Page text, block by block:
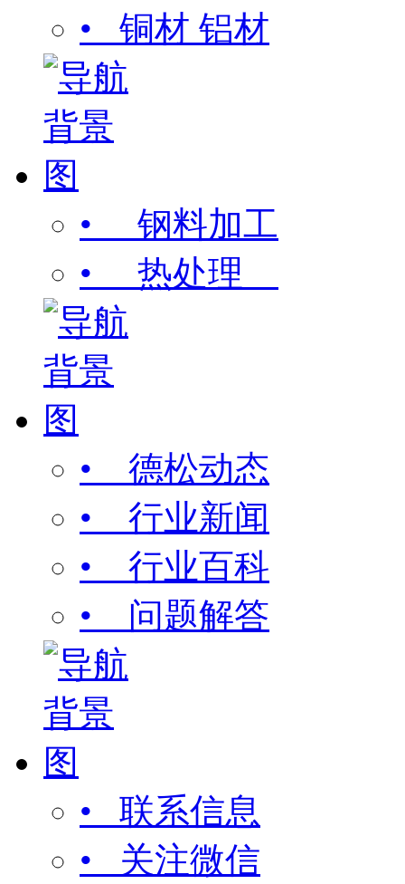
• 铜材 铝材
• 钢料加工
• 热处理
• 德松动态
• 行业新闻
• 行业百科
• 问题解答
• 联系信息
• 关注微信